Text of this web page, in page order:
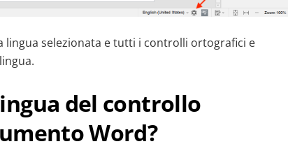
selezionata e tutti i controlli ortografici e
del controllo
Word?